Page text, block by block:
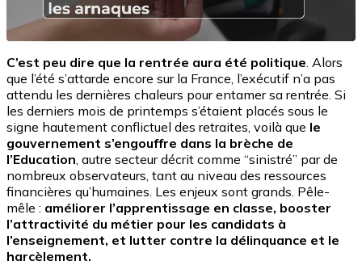
C’est peu dire que la rentrée aura été politique . Alors
que l’été s’attarde encore sur la France, l’exécutif n’a pas
attendu les dernières chaleurs pour entamer sa rentrée. Si
les derniers mois de printemps s’étaient placés sous le
signe hautement conflictuel des retraites, voilà que le
gouvernement s’engouffre dans la brèche de
l’Education , autre secteur décrit comme “sinistré” par de
nombreux observateurs, tant au niveau des ressources
financières qu’humaines. Les enjeux sont grands. Pêle-
mêle : améliorer l’apprentissage en classe, booster
l’attractivité du métier pour les candidats à
l’enseignement, et lutter contre la délinquance et le
harcèlement.